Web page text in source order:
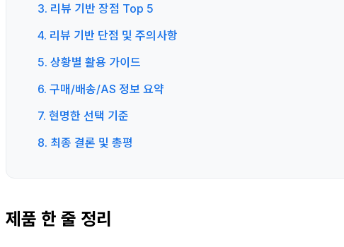
3. 리뷰 기반 장점 Top 5
4. 리뷰 기반 단점 및 주의사항
5. 상황별 활용 가이드
6. 구매/배송/AS 정보 요약
7. 현명한 선택 기준
8. 최종 결론 및 총평
제품 한 줄 정리